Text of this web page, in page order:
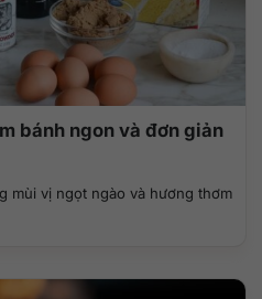
bánh ngon và đơn giản
mùi vị ngọt ngào và hương thơm